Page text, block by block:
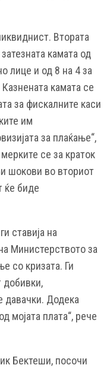
Втората
камата од
лице и од 8 на 4 за
камата се
за фискалните каси
им
за плаќање“,
се за краток
шокови во вториот
ќе биде
ставија на
Министерството за
со кризата. Ги
добивки,
давачки. Додека
мојата плата“, рече
Бектеши, посочи